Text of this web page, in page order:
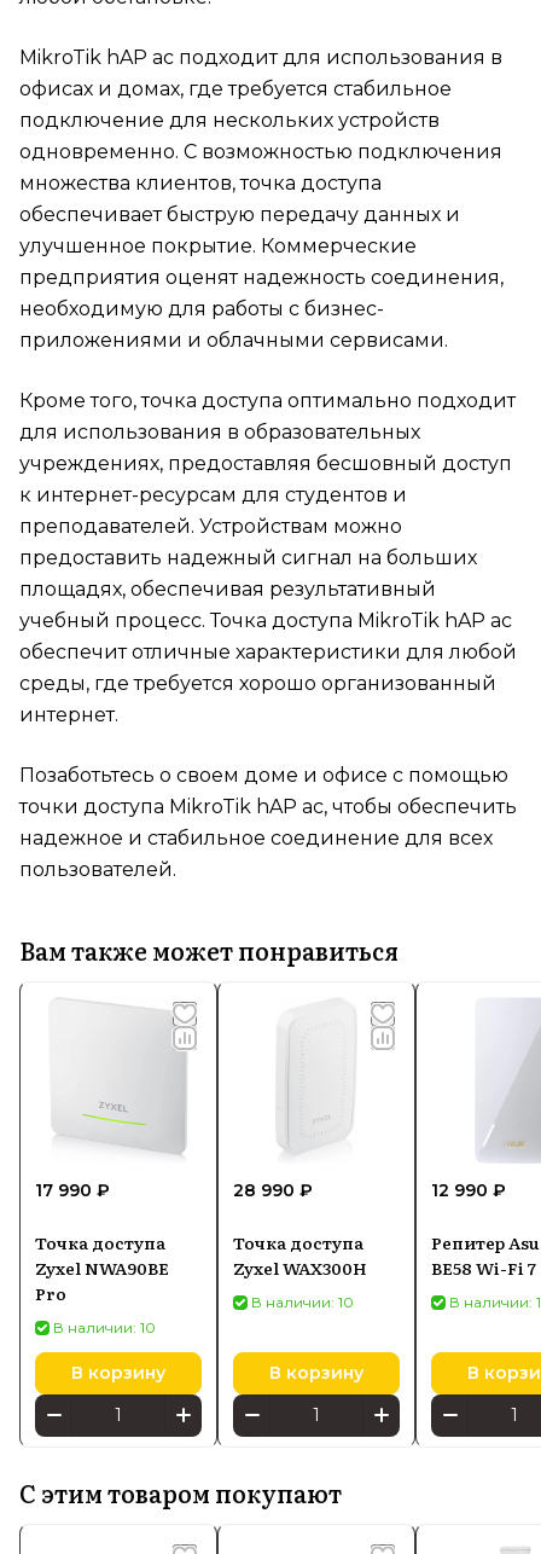
MikroTik hAP ac подходит для использования в
офисах и домах, где требуется стабильное
подключение для нескольких устройств
одновременно. С возможностью подключения
множества клиентов, точка доступа
обеспечивает быструю передачу данных и
улучшенное покрытие. Коммерческие
предприятия оценят надежность соединения,
необходимую для работы с бизнес-
приложениями и облачными сервисами.
Кроме того, точка доступа оптимально подходит
для использования в образовательных
учреждениях, предоставляя бесшовный доступ
к интернет-ресурсам для студентов и
преподавателей. Устройствам можно
предоставить надежный сигнал на больших
площадях, обеспечивая результативный
учебный процесс. Точка доступа MikroTik hAP ac
обеспечит отличные характеристики для любой
среды, где требуется хорошо организованный
интернет.
Позаботьтесь о своем доме и офисе с помощью
точки доступа MikroTik hAP ac, чтобы обеспечить
надежное и стабильное соединение для всех
пользователей.
Вам также может понравиться
17 990 ₽
Точка доступа
Zyxel NWA90BE
Pro
В наличии: 10
В корзину
28 990 ₽
Точка доступа
Zyxel WAX300H
В наличии: 10
В корзину
12 990 ₽
Репитер
BE58 Wi-Fi 7
В наличии:
В
С этим товаром покупают